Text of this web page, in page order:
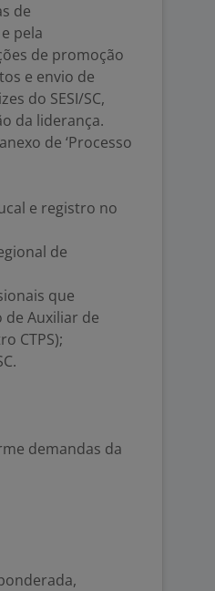
de
pela
de promoção
e envio de
do SESI/SC,
da liderança.
de ‘Processo
e registro no
de
que
de Auxiliar de
CTPS);
demandas da